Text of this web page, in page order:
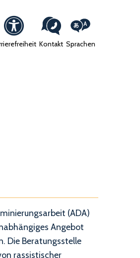
Kontakt Sprachen
(ADA)
Angebot
Die Beratungsstelle
rassistischer